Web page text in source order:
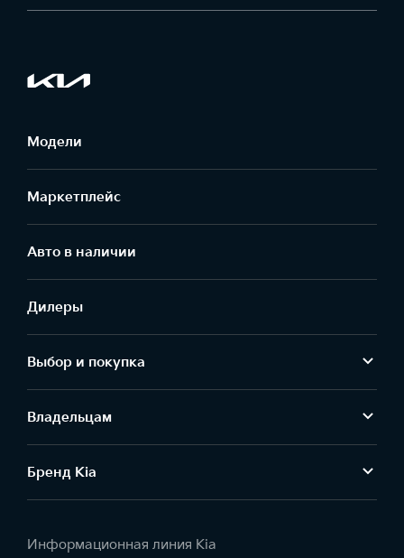
Модели
Маркетплейс
Aвто в наличии
Дилеры
Выбор и покупка
Владельцам
Бренд Kia
Информационная линия Kia